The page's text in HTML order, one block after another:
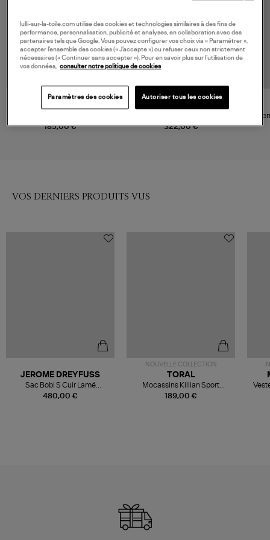
185,00 €
322,00 €
VOS DERNIERS PRODUITS VUS
480,00 €
JEROME DREYFUSS
Sac Bobi S Cuir Lamé
Champagne
NOUVELLE COLLECTION
189,00 €
TORAL
Mocassins Killian Sport
Mousse
lulli-sur-la-toile.com utilise des cookies et technologies similaires à des fins de
performance, personnalisation, publicité et analyses, en collaboration avec des
partenaires tels que Google. Vous pouvez configurer vos choix via « Paramétrer »,
accepter l’ensemble des cookies (« J’accepte ») ou refuser ceux non strictement
nécessaires (« Continuer sans accepter »). Pour en savoir plus sur l’utilisation de
vos données,
consulter notre politique de cookies
Paramètres des cookies Autoriser tous les cookies